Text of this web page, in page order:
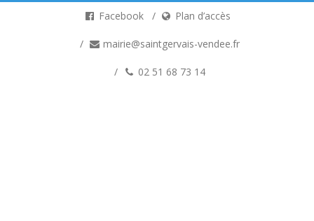
Facebook Plan d’accès
mairie@saintgervais-vendee.fr
02 51 68 73 14